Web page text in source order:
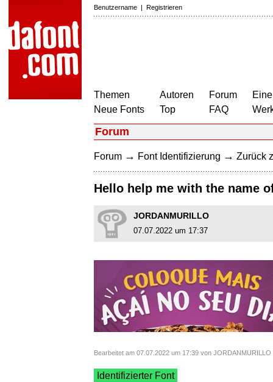
Benutzername | Registrieren
Themen
Neue Fonts
Autoren
Top
Forum
FAQ
Forum
Forum → Font Identifizierung → Zurück
Hello help me with the name
JORDANMURILLO
07.07.2022 um 17:37
Bearbeitet am 07.07.2022 um 17:39 von JORDANMURILLO
Identifizierter Font